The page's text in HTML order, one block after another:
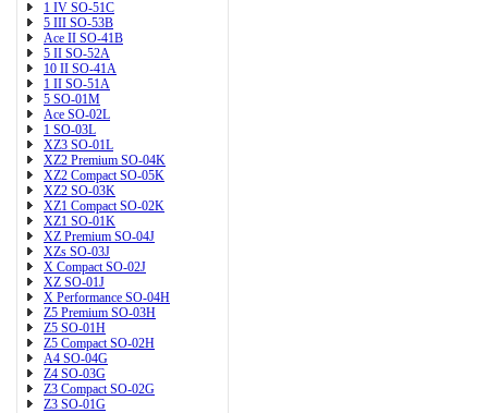
1 IV SO-51C
5 III SO-53B
Ace II SO-41B
5 II SO-52A
10 II SO-41A
1 II SO-51A
5 SO-01M
Ace SO-02L
1 SO-03L
XZ3 SO-01L
XZ2 Premium SO-04K
XZ2 Compact SO-05K
XZ2 SO-03K
XZ1 Compact SO-02K
XZ1 SO-01K
XZ Premium SO-04J
XZs SO-03J
X Compact SO-02J
XZ SO-01J
X Performance SO-04H
Z5 Premium SO-03H
Z5 SO-01H
Z5 Compact SO-02H
A4 SO-04G
Z4 SO-03G
Z3 Compact SO-02G
Z3 SO-01G